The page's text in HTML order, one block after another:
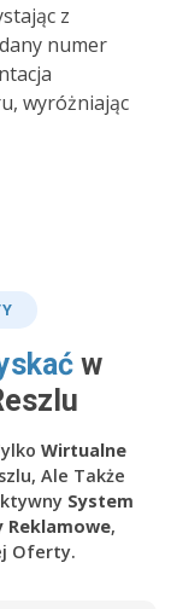
z
numer
wyróżniając
w
Wirtualne
Ale Także
System
Reklamowe,
Oferty.